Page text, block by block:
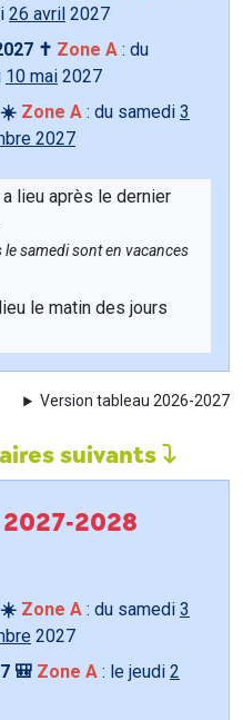
26 avril 2027
✝️ Zone A : du
10 mai 2027
☀️ Zone A : du samedi 3
2027
a lieu après le dernier
samedi sont en vacances
le matin des jours
Version tableau 2026-2027
suivants
2027-2028
☀️ Zone A : du samedi 3
2027
🎒 Zone A : le jeudi 2